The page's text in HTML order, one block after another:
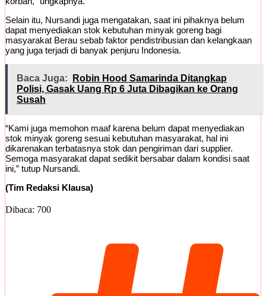
Selain itu, Nursandi juga mengatakan, saat ini pihaknya belum
dapat menyediakan stok kebutuhan minyak goreng bagi
masyarakat Berau sebab faktor pendistribusian dan kelangkaan
yang juga terjadi di banyak penjuru Indonesia.
Baca Juga:
Robin Hood Samarinda Ditangkap
Polisi, Gasak Uang Rp 6 Juta Dibagikan ke Orang
Susah
“Kami juga memohon maaf karena belum dapat menyediakan
stok minyak goreng sesuai kebutuhan masyarakat, hal ini
dikarenakan terbatasnya stok dan pengiriman dari supplier.
Semoga masyarakat dapat sedikit bersabar dalam kondisi saat
ini,” tutup Nursandi.
(Tim Redaksi Klausa)
Dibaca: 700